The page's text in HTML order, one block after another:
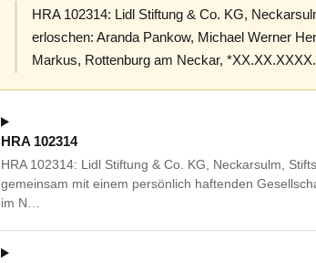
HRA 102314: Lidl Stiftung & Co. KG,
erloschen: Aranda Pankow, Michael Werner
Markus, Rottenburg am Neckar, *XX.XX.XXXX.
HRA 102314
HRA 102314: Lidl Stiftung & Co. KG, Neckarsulm,
gemeinsam mit einem persönlich haftenden
im N…